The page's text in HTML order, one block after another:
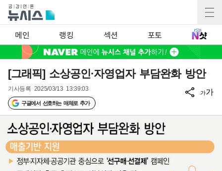
메인 랭킹 섹션 포토
[그래픽] 소상공인·자영업자 부담완화 방안
기사등록 2025/03/13 13:39:03
구글에서 선호하는 매체로 추가
가가